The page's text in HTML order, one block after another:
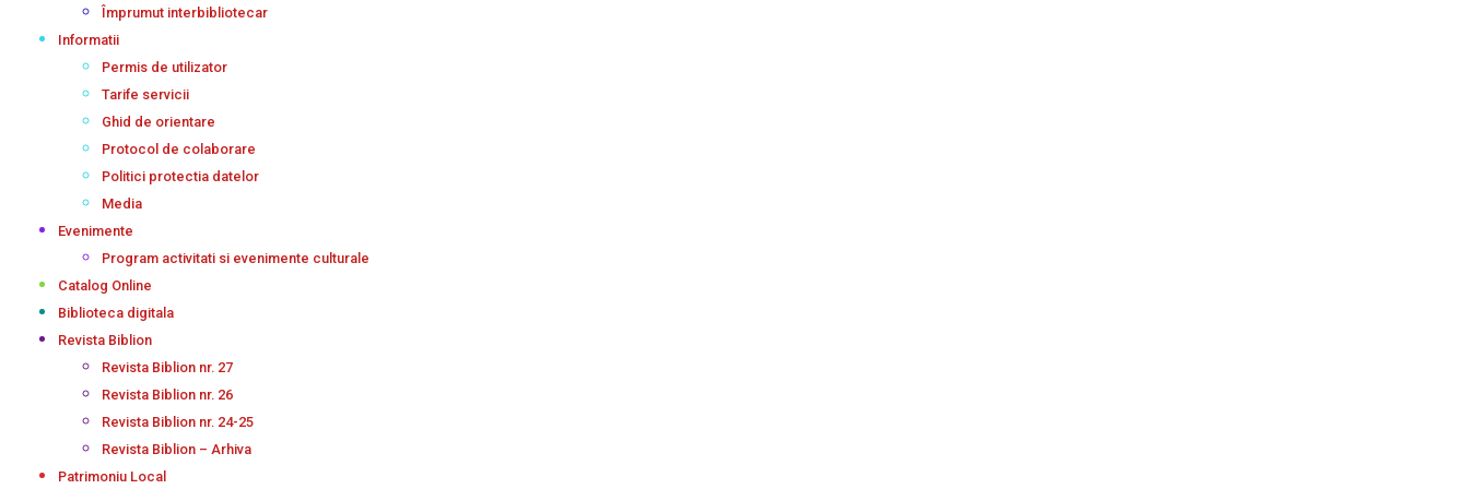
Împrumut interbibliotecar
Informatii
Permis de utilizator
Tarife servicii
Ghid de orientare
Protocol de colaborare
Politici protectia datelor
Media
Evenimente
Program activitati si evenimente culturale
Catalog Online
Biblioteca digitala
Revista Biblion
Revista Biblion nr. 27
Revista Biblion nr. 26
Revista Biblion nr. 24-25
Revista Biblion – Arhiva
Patrimoniu Local